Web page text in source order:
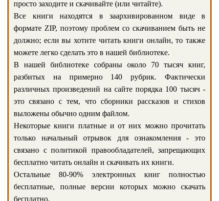
просто заходите и скачивайте (или читайте).
Все книги находятся в заархивированном виде в
формате ZIP, поэтому проблем со скачиванием быть не
должно; если вы хотите читать книги онлайн, то также
можете легко сделать это в нашей библиотеке.
В нашей библиотеке собраны около 70 тысяч книг,
разбитых на примерно 140 рубрик. Фактически
различных произведений на сайте порядка 100 тысяч -
это связано с тем, что сборники рассказов и стихов
выложены обычно одним файлом.
Некоторые книги платные и от них можно прочитать
только начальный отрывок для ознакомления - это
связано с политикой правообладателей, запрещающих
бесплатно читать онлайн и скачивать их книги.
Остальные 80-90% электронных книг полностью
бесплатные, полные версии которых можно скачать
бесплатно.